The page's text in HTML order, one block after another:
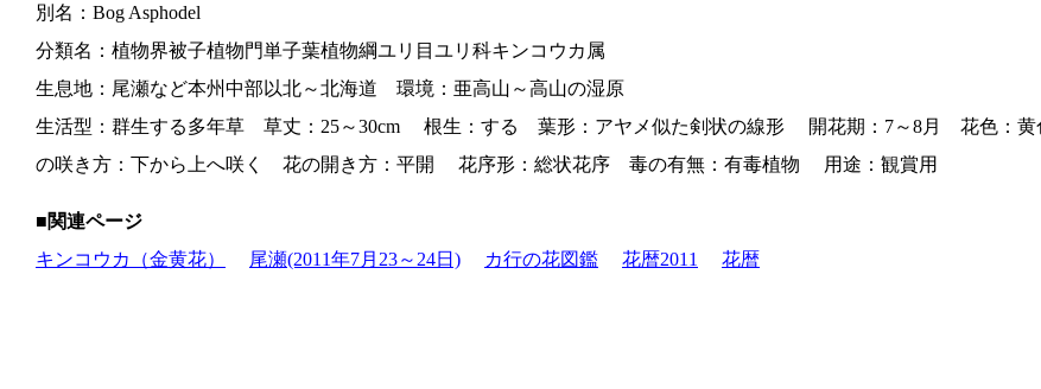
別名：Bog Asphodel
分類名：植物界被子植物門単子葉植物綱ユリ目ユリ科キンコウカ属
生息地：尾瀬など本州中部以北～北海道 環境：亜高山～高山の湿原
生活型：群生する多年草 草丈：25～30cm 根生：する 葉形：アヤメ似た剣状の線形 開花期：7～8月 花色
の咲き方：下から上へ咲く 花の開き方：平開 花序形：総状花序 毒の有無：有毒植物 用途：観賞用
■関連ページ
キンコウカ（金黄花）
尾瀬(2011年7月23～24日) カ行の花図鑑 花暦2011 花暦